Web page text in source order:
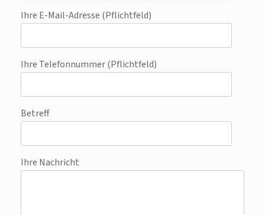
Ihre E-Mail-Adresse (Pflichtfeld)
Ihre Telefonnummer (Pflichtfeld)
Betreff
Ihre Nachricht